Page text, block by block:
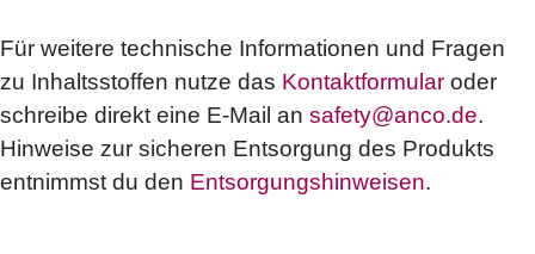
Für weitere technische Informationen und Fragen
zu Inhaltsstoffen nutze das Kontaktformular oder
schreibe direkt eine E-Mail an safety@anco.de.
Hinweise zur sicheren Entsorgung des Produkts
entnimmst du den Entsorgungshinweisen.